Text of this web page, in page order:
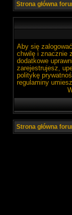
Strona główna
Aby się
chwilę i znacznie
dodatkowe
zarejestrujesz,
politykę
regulaminy
Strona główna